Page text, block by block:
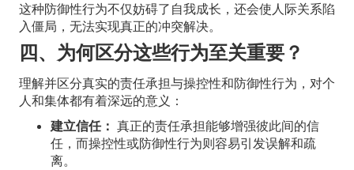
这种防御性行为不仅妨碍了自我成长，还会使人际关系陷
入僵局，无法实现真正的冲突解决。
四、为何区分这些行为至关重要？
理解并区分真实的责任承担与操控性和防御性行为，对个
人和集体都有着深远的意义：
建立信任： 真正的责任承担能够增强彼此间的信
任，而操控性或防御性行为则容易引发误解和疏
离。